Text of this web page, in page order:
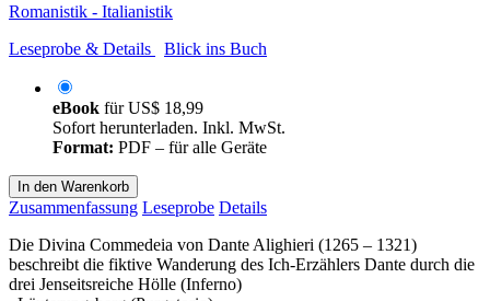
Romanistik - Italianistik
Leseprobe & Details
Blick ins Buch
eBook fürUS$ 18,99
Sofort herunterladen. Inkl. MwSt.
Format: PDF – für alle Geräte
In den Warenkorb
Zusammenfassung Leseprobe Details
Die Divina Commedeia von Dante Alighieri (1265 – 1321)
beschreibt die fiktive Wanderung des Ich-Erzählers Dante durch die
drei Jenseitsreiche Hölle (Inferno)